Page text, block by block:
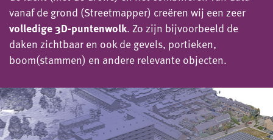
vanaf de grond (Streetmapper) creëren wij een zeer
volledige 3D-puntenwolk. Zo zijn bijvoorbeeld de
daken zichtbaar en ook de gevels, portieken,
boom(stammen) en andere relevante objecten.